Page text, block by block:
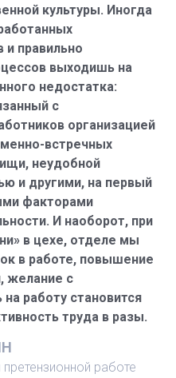
культуры. Иногда
и правильно
выходишь на
недостатка:
с
организацией
встречных
неудобной
и другими, на первый
факторами
И наоборот, при
в цехе, отделе мы
в работе, повышение
желание с
работу становится
труда в разы.
работе